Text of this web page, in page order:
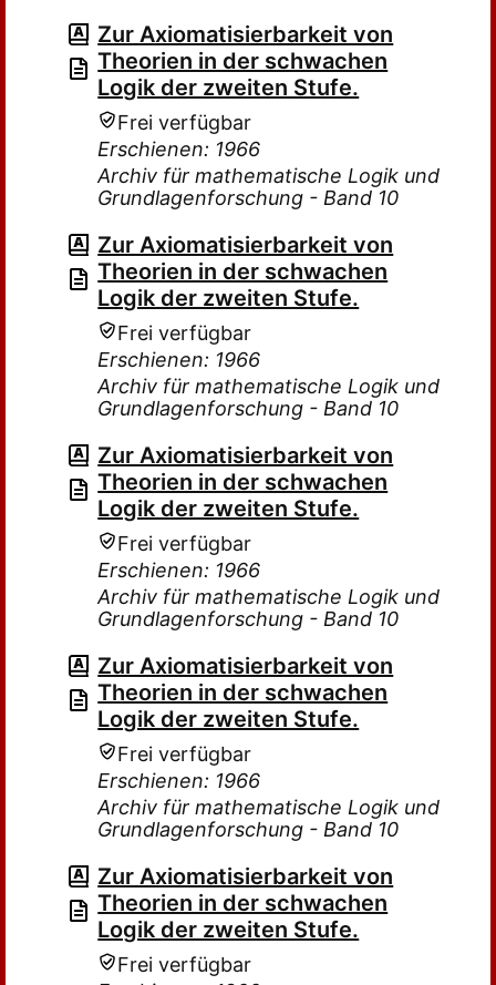
Zur Axiomatisierbarkeit von
Theorien in der schwachen
Logik der zweiten Stufe.
Frei verfügbar
Erschienen: 1966
Archiv für mathematische Logik und
Grundlagenforschung - Band 10
Zur Axiomatisierbarkeit von
Theorien in der schwachen
Logik der zweiten Stufe.
Frei verfügbar
Erschienen: 1966
Archiv für mathematische Logik und
Grundlagenforschung - Band 10
Zur Axiomatisierbarkeit von
Theorien in der schwachen
Logik der zweiten Stufe.
Frei verfügbar
Erschienen: 1966
Archiv für mathematische Logik und
Grundlagenforschung - Band 10
Zur Axiomatisierbarkeit von
Theorien in der schwachen
Logik der zweiten Stufe.
Frei verfügbar
Erschienen: 1966
Archiv für mathematische Logik und
Grundlagenforschung - Band 10
Zur Axiomatisierbarkeit von
Theorien in der schwachen
Logik der zweiten Stufe.
Frei verfügbar